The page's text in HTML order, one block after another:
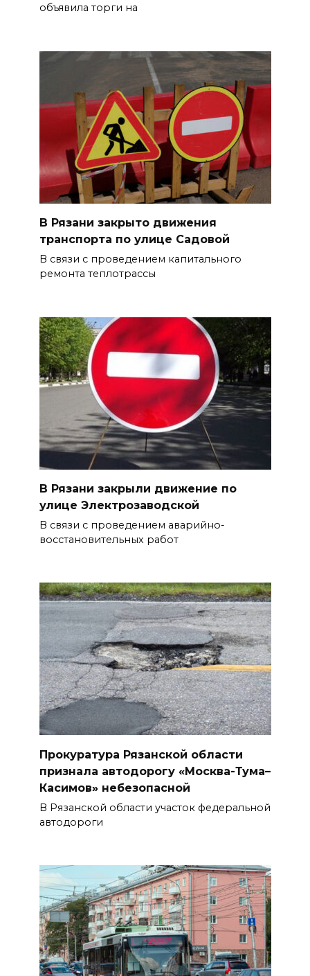
объявила торги на
В Рязани закрыто движения
транспорта по улице Садовой
В связи с проведением капитального
ремонта теплотрассы
В Рязани закрыли движение по
улице Электрозаводской
В связи с проведением аварийно-
восстановительных работ
Прокуратура Рязанской области
признала автодорогу «Москва-Тума–
Касимов» небезопасной
В Рязанской области участок федеральной
автодороги